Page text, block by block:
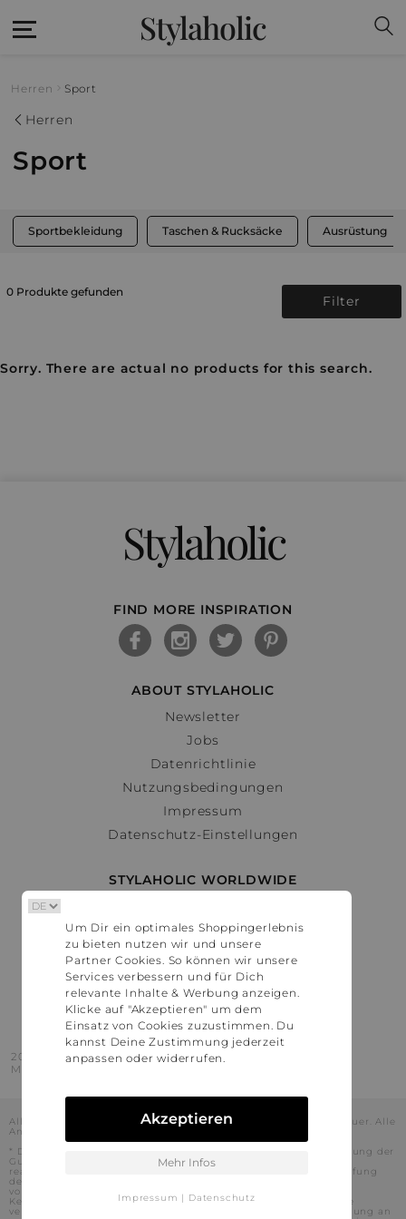
Stylaholic
Herren Sport
Herren
Sport
Sportbekleidung Taschen & Rucksäcke Ausrüstung
0 Produkte gefunden
Filter
Sorry. There are actual no products for this search.
Stylaholic
FIND MORE INSPIRATION
ABOUT STYLAHOLIC
Newsletter
Jobs
Datenrichtlinie
Nutzungsbedingungen
Impressum
Datenschutz-Einstellungen
STYLAHOLIC WORLDWIDE
Österreich
Schweiz
France
United States
2016 - 2026 © Stylaholic.
Made for you with love in munich.
Alle Preise inkl. der jeweils geltenden gesetzlichen Mehrwertsteuer. Alle
Angaben ohne Gewähr.
* Die angezeigten Preise beinhalten Rabatte, die durch die Nutzung der
Gutschein-Codes auf den Seiten unserer Partner voraussichtlich
realisiert werden können. Stylaholic führt keine vollständige Prüfung
der Gutschein-Codes durch und es kann daher in Einzelfällen
vorkommen, dass die Gutscheine abweichend von unserem
Kenntnisstand bei dem jeweiligen Shop nicht oder nur teilweise
verwendet werden können. Darüber hinaus kann deren Verwendung an
Um Dir ein optimales Shoppingerlebnis
zu bieten nutzen wir und unsere
Partner Cookies. So können wir unsere
Services verbessern und für Dich
relevante Inhalte & Werbung anzeigen.
Klicke auf "Akzeptieren" um dem
Einsatz von Cookies zuzustimmen. Du
kannst Deine Zustimmung jederzeit
anpassen oder widerrufen.
Akzeptieren
Mehr Infos
Impressum | Datenschutz